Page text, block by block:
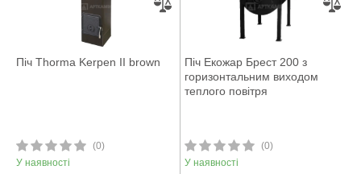
Піч Thorma Kerpen II brown
(0)
У наявності
Піч Екожар Брест 200 з
горизонтальним виходом
теплого повітря
(0)
У наявності